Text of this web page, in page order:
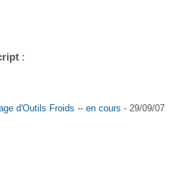
:
d'Outils Froids -- en cours - 29/09/07